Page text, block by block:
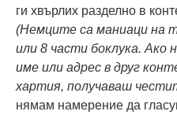
ги хвърлих разделно в
(Немците са маниаци на
или 8 части боклука.
име или адрес в друг
хартия, получаваш
нямам намерение да